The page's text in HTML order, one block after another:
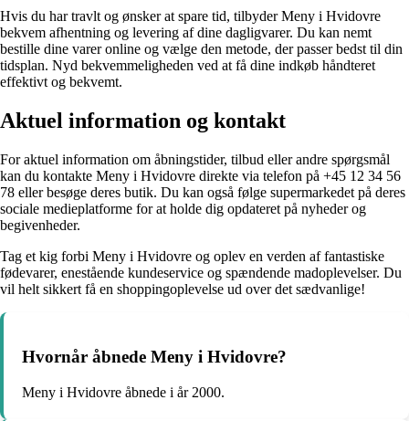
Hvis du har travlt og ønsker at spare tid, tilbyder Meny i Hvidovre
bekvem afhentning og levering af dine dagligvarer. Du kan nemt
bestille dine varer online og vælge den metode, der passer bedst til din
tidsplan. Nyd bekvemmeligheden ved at få dine indkøb håndteret
effektivt og bekvemt.
Aktuel information og kontakt
For aktuel information om åbningstider, tilbud eller andre spørgsmål
kan du kontakte Meny i Hvidovre direkte via telefon på +45 12 34 56
78 eller besøge deres butik. Du kan også følge supermarkedet på deres
sociale medieplatforme for at holde dig opdateret på nyheder og
begivenheder.
Tag et kig forbi Meny i Hvidovre og oplev en verden af fantastiske
fødevarer, enestående kundeservice og spændende madoplevelser. Du
vil helt sikkert få en shoppingoplevelse ud over det sædvanlige!
Hvornår åbnede Meny i Hvidovre?
Meny i Hvidovre åbnede i år 2000.